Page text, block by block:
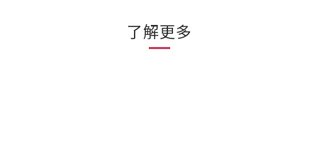
了解更多